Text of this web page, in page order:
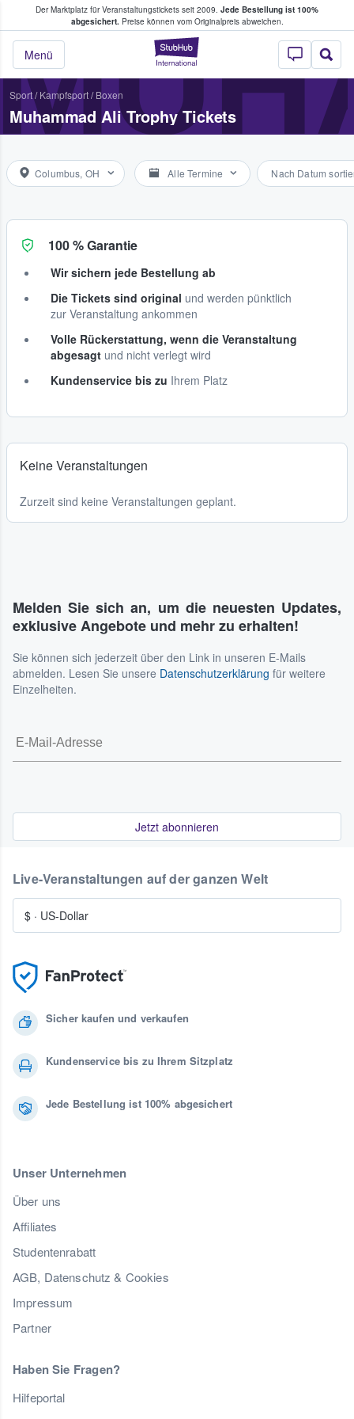
Der Marktplatz für Veranstaltungstickets seit 2009. Jede Bestellung ist 100%
abgesichert.Preise können vom Originalpreis abweichen.
StubHub - Wo
Menü
Tickets kaufen & verkaufen
Sport/ Kampfsport/ Boxen
Muhammad Ali Trophy Tickets
Columbus, OH Alle Termine Nach Datum
100 % Garantie
Wir sichern jede Bestellung ab
Die Tickets sind original und werden pünktlich
zur Veranstaltung ankommen
Volle Rückerstattung, wenn die Veranstaltung
abgesagt und nicht verlegt wird
Kundenservice bis zu Ihrem Platz
Keine Veranstaltungen
Zurzeit sind keine Veranstaltungen geplant.
Melden Sie sich an, um die neuesten Updates,
exklusive Angebote und mehr zu erhalten!
Sie können sich jederzeit über den Link in unseren E-Mails
abmelden. Lesen Sie unsere Datenschutzerklärung für weitere
Einzelheiten.
Jetzt abonnieren
Sicher kaufen und verkaufen
Kundenservice bis zu Ihrem Sitzplatz
Jede Bestellung ist 100% abgesichert
Unser Unternehmen
Über uns
Affiliates
Studentenrabatt
AGB, Datenschutz & Cookies
Impressum
Partner
Haben Sie Fragen?
Hilfeportal
Live-Veranstaltungen auf der ganzen Welt
$ · US-Dollar